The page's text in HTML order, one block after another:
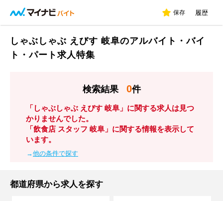
保存 履歴
しゃぶしゃぶ えびす 岐阜のアルバイト・バイ
ト・パート求人特集
検索結果 0件
「しゃぶしゃぶ えびす 岐阜」に関する求人は見つ
かりませんでした。
「飲食店 スタッフ 岐阜」に関する情報を表示して
います。
→他の条件で探す
都道府県から求人を探す